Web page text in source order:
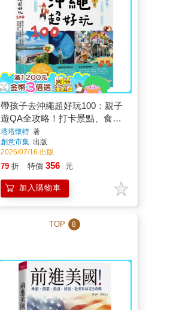
帶孩子去沖繩超好玩100：親子
遊QA全攻略！打卡景點、食宿
玩買、行程規劃、趣味體驗，零
經驗也能一路玩到底
塔塔懷特著
創意市集 出版
2026/07/16 出版
79 折 特價 356 元
加入購物車
TOP 8